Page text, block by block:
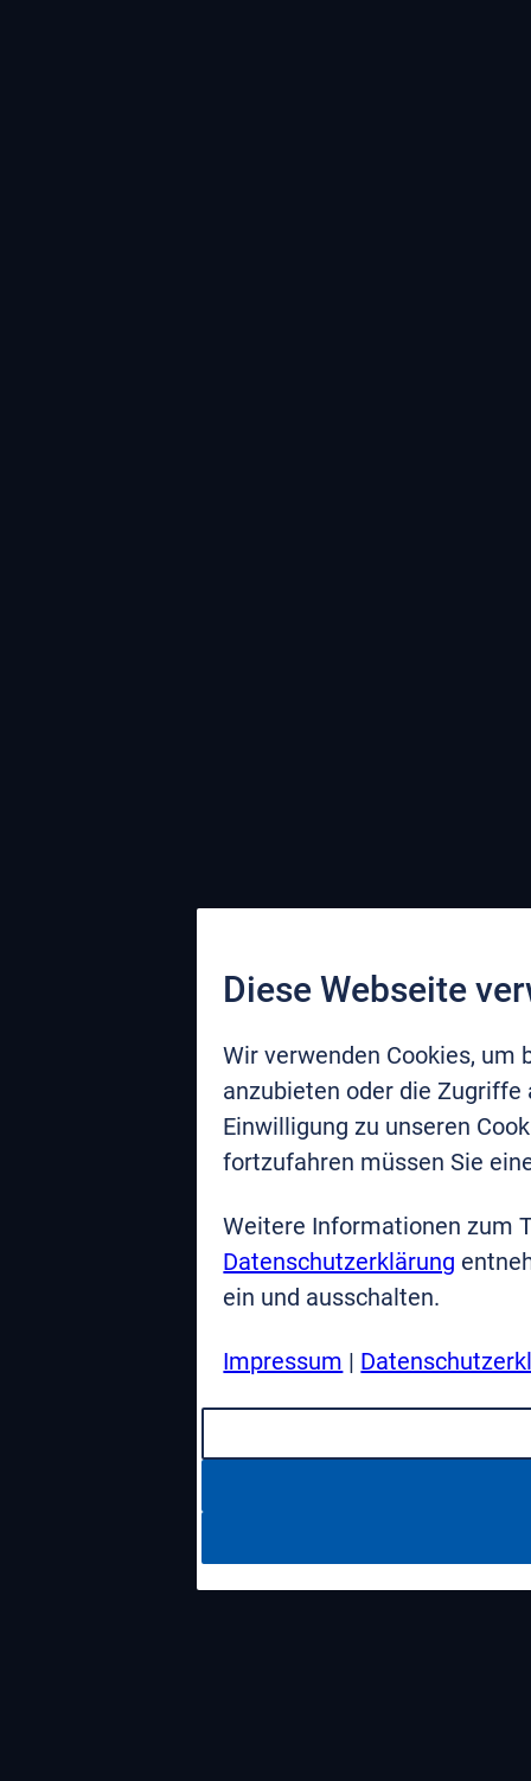
Diese Webseite
Wir verwenden Cookies,
anzubieten oder die Zugriffe
Einwilligung zu unseren
fortzufahren müssen Sie
Weitere Informationen zum
Datenschutzerklärung
ein und ausschalten.
Impressum |